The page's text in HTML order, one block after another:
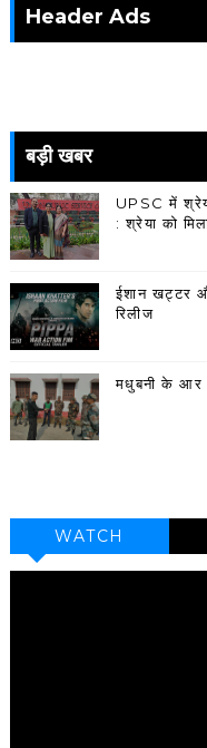
Header Ads
बड़ी खबर
UPSC में
: श्रेया को
ईशान खट्टर
रिलीज
मधुबनी के आर
WATCH